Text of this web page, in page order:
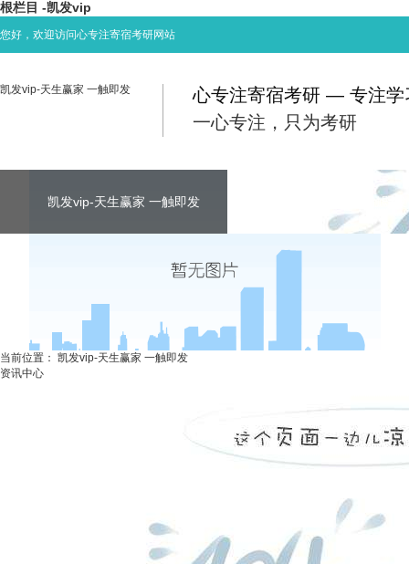
根栏目 -凯发vip
您好，欢迎访问心专注寄宿考研网站
凯发vip-天生赢家 一触即发
心专注寄宿考研 — 专注学
一心专注，只为考研
凯发vip-天生赢家 一触即发 凯发vip-天生赢家 一触即发
凯发vip-天生赢家 一触即发 考研资讯
当前位置： 凯发vip-天生赢家 一触即发
资讯中心